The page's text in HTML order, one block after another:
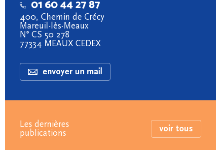
01 60 44 27 87
400, Chemin de Crécy
Mareuil-lès-Meaux
N° CS 50 278
77334 MEAUX CEDEX
envoyer un mail
Les dernières
publications
voir tous